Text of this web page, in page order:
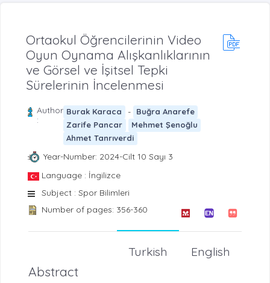
Ortaokul Öğrencilerinin Video
Oyun Oynama Alışkanlıklarının
ve Görsel ve İşitsel Tepki
Sürelerinin İncelenmesi
Author
:
Burak Karaca -
Buğra Anarefe
Zarife Pancar
Mehmet Şenoğlu
Ahmet Tanrıverdi
Year-Number: 2024-Cilt 10 Sayı 3
Language : İngilizce
Subject : Spor Bilimleri
Number of pages: 356-360
English
Turkish
Abstract